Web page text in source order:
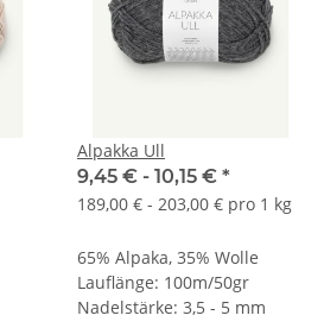
Alpakka Ull
9,45 € - 10,15 € *
189,00 € - 203,00 € pro 1 kg
65% Alpaka, 35% Wolle
Lauflänge: 100m/50gr
Nadelstärke: 3,5 - 5 mm